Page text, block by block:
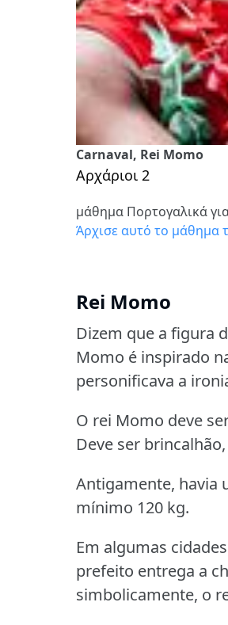
Carnaval, Rei Momo
Αρχάριοι 2
μάθημα Πορτογαλικά
Άρχισε αυτό το μάθημα
Rei Momo
Dizem que a figura
Momo é inspirado
personificava a
O rei Momo deve
Deve ser
Antigamente, havia
mínimo 120 kg.
Em algumas
prefeito entrega a
simbolicamente, o